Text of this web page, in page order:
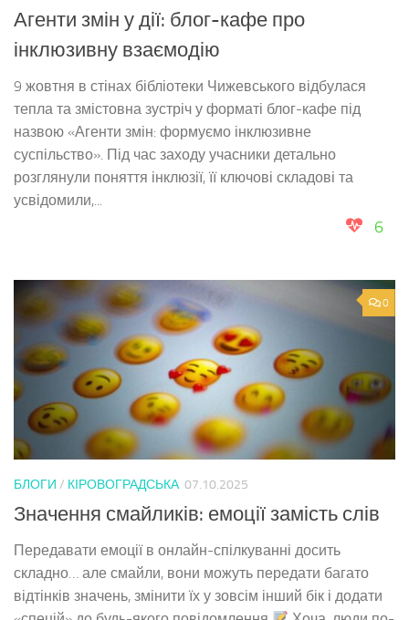
Агенти змін у дії: блог-кафе про
інклюзивну взаємодію
9 жовтня в стінах бібліотеки Чижевського відбулася
тепла та змістовна зустріч у форматі блог-кафе під
назвою «Агенти змін: формуємо інклюзивне
суспільство». Під час заходу учасники детально
розглянули поняття інклюзії, її ключові складові та
усвідомили,...
6
0
БЛОГИ / КІРОВОГРАДСЬКА 07.10.2025
Значення смайликів: емоції замість слів
Передавати емоції в онлайн-спілкуванні досить
складно… але смайли, вони можуть передати багато
відтінків значень, змінити їх у зовсім інший бік і додати